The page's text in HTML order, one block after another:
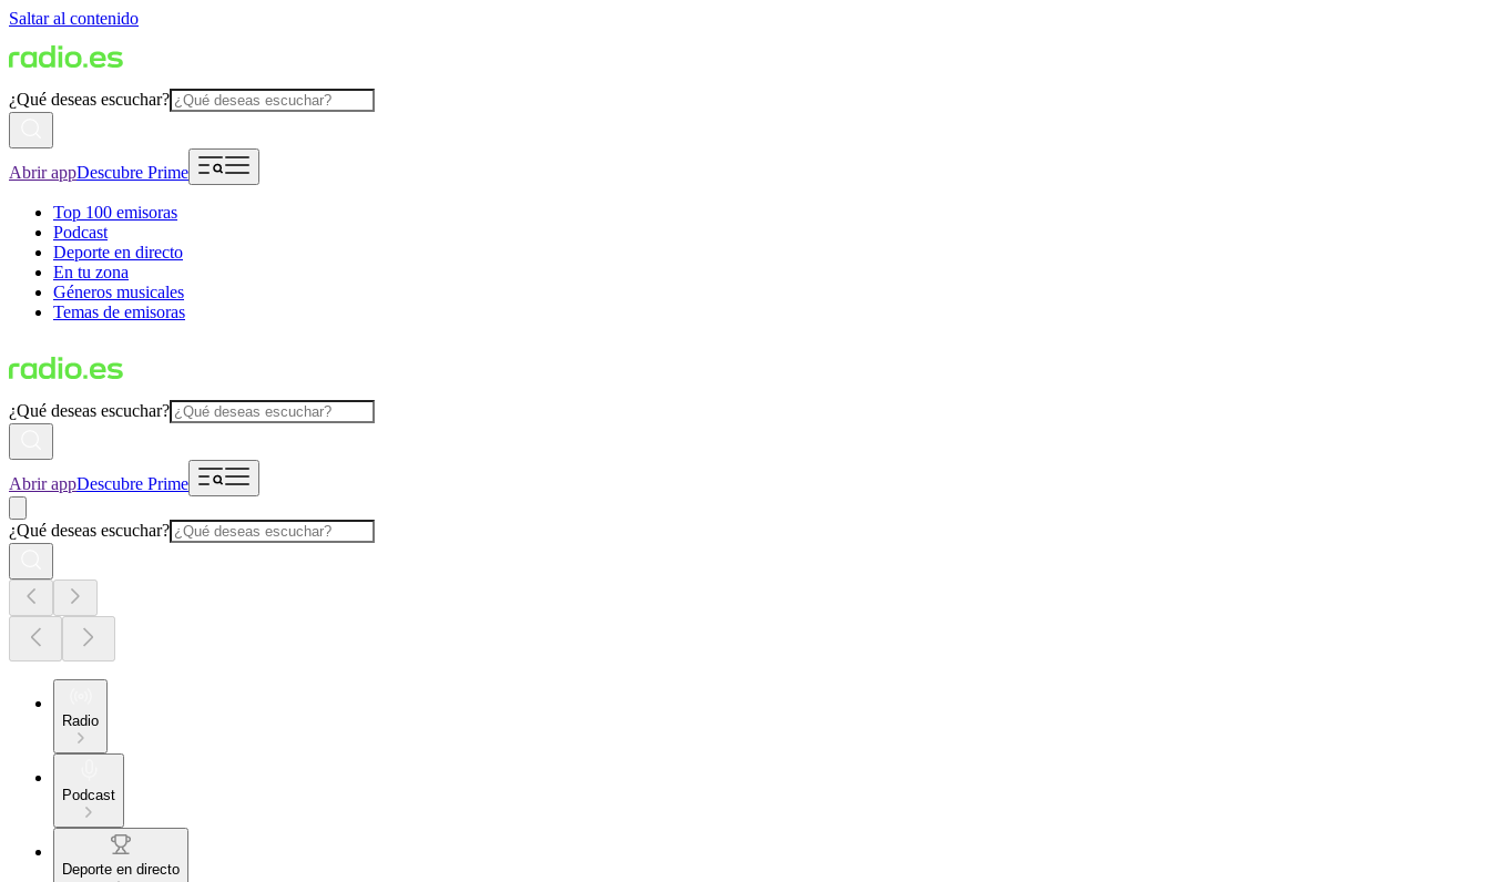
Saltar al contenido
¿Qué deseas escuchar?
Abrir appDescubre Prime
Top 100 emisoras
Podcast
Deporte en directo
En tu zona
Géneros musicales
Temas de emisoras
¿Qué deseas escuchar?
Abrir appDescubre Prime
¿Qué deseas escuchar?
Radio
Podcast
Deporte en directo